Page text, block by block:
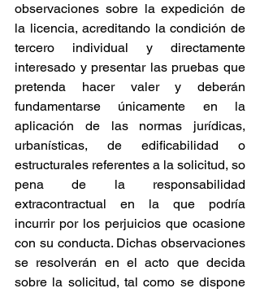
observaciones sobre la expedición de
la licencia, acreditando la condición de
tercero individual y directamente
interesado y presentar las pruebas que
pretenda hacer valer y deberán
fundamentarse únicamente en la
aplicación de las normas jurídicas,
urbanísticas, de edificabilidad o
estructurales referentes a la solicitud, so
pena de la responsabilidad
extracontractual en la que podría
incurrir por los perjuicios que ocasione
con su conducta. Dichas observaciones
se resolverán en el acto que decida
sobre la solicitud, tal como se dispone